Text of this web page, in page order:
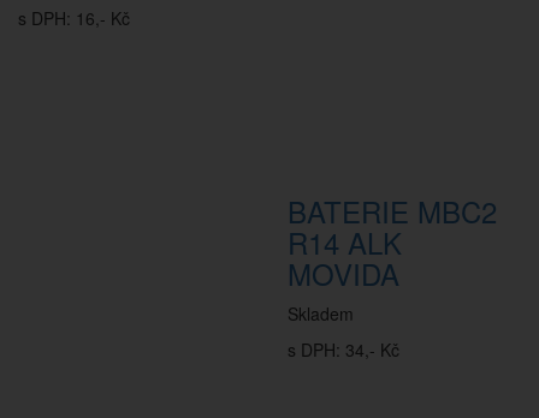
s DPH: 16,- Kč
BATERIE MBC2
R14 ALK
MOVIDA
Skladem
s DPH: 34,- Kč